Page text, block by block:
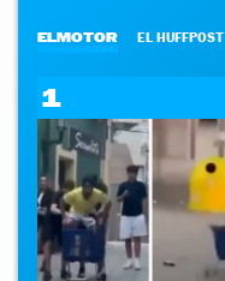
ELMOTOR EL HUFFPOST
1